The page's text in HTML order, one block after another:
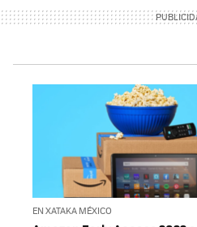
EN XATAKA MÉXICO